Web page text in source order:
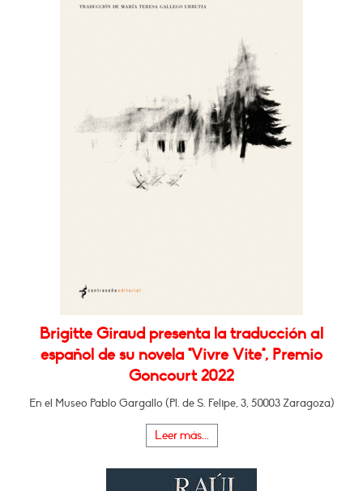
Brigitte Giraud presenta la traducción al
español de su novela "Vivre Vite", Premio
Goncourt 2022
En el Museo Pablo Gargallo (Pl. de S. Felipe, 3, 50003 Zaragoza)
Leer más...